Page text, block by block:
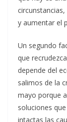
y aumentar el
Un segundo
que
depende del
salimos de la
mayo porque
soluciones
intactas las